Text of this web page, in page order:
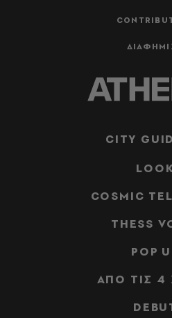
CITY
LOOK
COSMIC
THESS
POP
ΑΠΟ ΤΙΣ 4